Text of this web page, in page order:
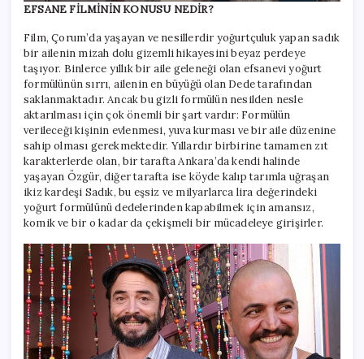
EFSANE FİLMİNİN KONUSU NEDİR?
Film, Çorum’da yaşayan ve nesillerdir yoğurtçuluk yapan sadık
bir ailenin mizah dolu gizemli hikayesini beyaz perdeye
taşıyor. Binlerce yıllık bir aile geleneği olan efsanevi yoğurt
formülünün sırrı, ailenin en büyüğü olan Dede tarafından
saklanmaktadır. Ancak bu gizli formülün nesilden nesle
aktarılması için çok önemli bir şart vardır: Formülün
verileceği kişinin evlenmesi, yuva kurması ve bir aile düzenine
sahip olması gerekmektedir. Yıllardır birbirine tamamen zıt
karakterlerde olan, bir tarafta Ankara’da kendi halinde
yaşayan Özgür, diğer tarafta ise köyde kalıp tarımla uğraşan
ikiz kardeşi Sadık, bu eşsiz ve milyarlarca lira değerindeki
yoğurt formülünü dedelerinden kapabilmek için amansız,
komik ve bir o kadar da çekişmeli bir mücadeleye girişirler.